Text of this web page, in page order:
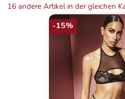
16 andere Artikel in der gleichen
-15%